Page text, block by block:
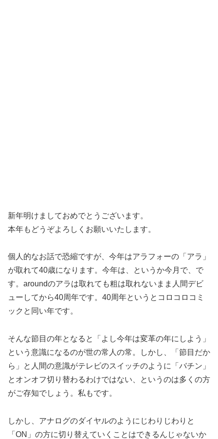
新年明けましておめでとうございます。
本年もどうぞよろしくお願いいたします。
個人的なお話で恐縮ですが、今年はアラフォーの「アラ」
が取れて40歳になります。今年は、というか今月で、で
す。aroundのアラは取れても粗は取れないまま人間デビ
ューしてから40周年です。40周年というとコロコロコミ
ックと同い年です。
そんな節目の年となると「よし今年は変革の年にしよう」
という意識になるのが世の常人の常。しかし、「節目だか
ら」と人間の意識がテレビのスイッチのように「バチン」
とオンオフ切り替わるわけではない、というのは多くの方
がご存知でしょう。私もです。
しかし、アナログのダイヤルのようにじわりじわりと
「ON」の方に切り替えていくことはできるんじゃないか